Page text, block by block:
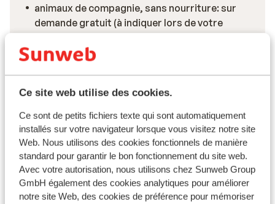
Ce site web utilise des cookies.
Ce sont de petits fichiers texte qui sont automatiquement
installés sur votre navigateur lorsque vous visitez notre site
Web. Nous utilisons des cookies fonctionnels de manière
standard pour garantir le bon fonctionnement du site web.
Avec votre autorisation, nous utilisons chez Sunweb Group
GmbH également des cookies analytiques pour améliorer
notre site Web, des cookies de préférence pour mémoriser
animaux de compagnie, sans nourriture: sur
demande gratuit (à indiquer lors de votre
Voir toutes les installations
Informations de voyage
Formule
Ce que les clients pensent
Ce sont des avis clients 100 % authentiques qui
reflètent fidèlement leur expérience avec notre